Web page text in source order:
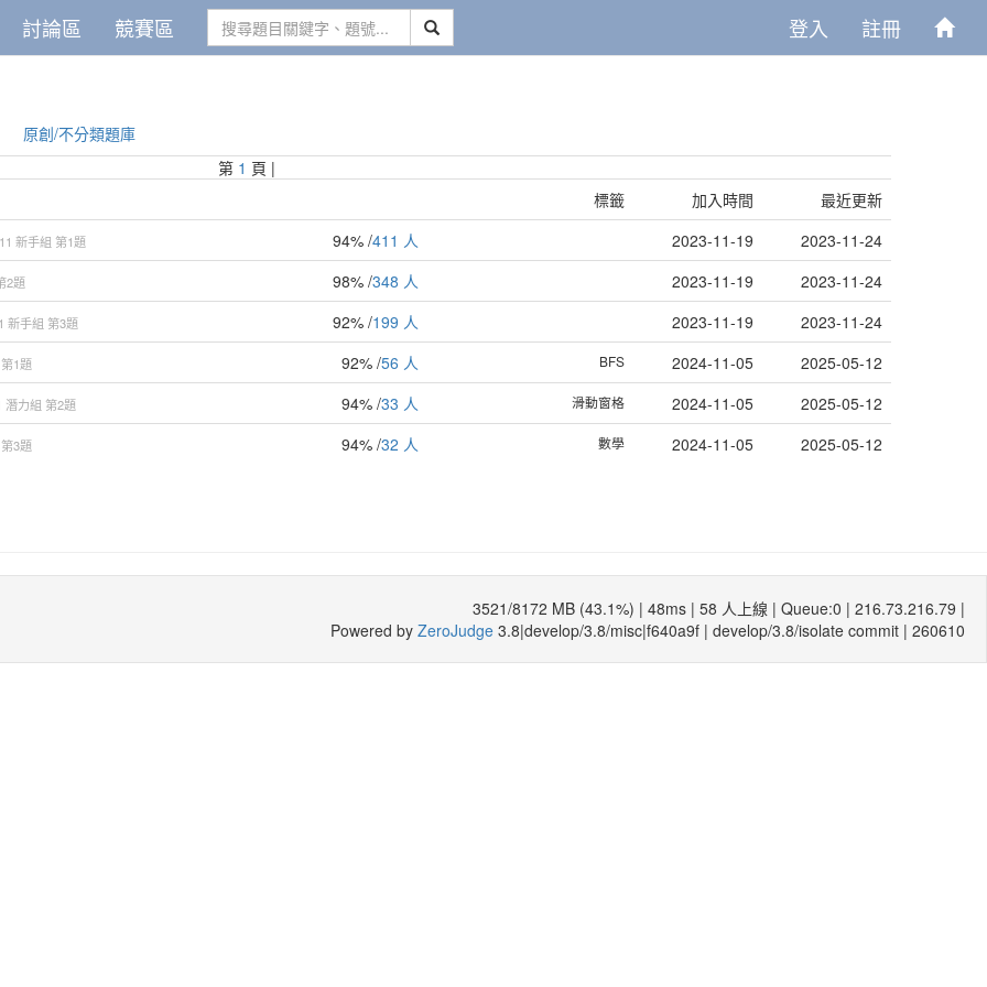
討論區 競賽區 登入 註冊
原創/不分類題庫
第 1 頁 |
標籤 加入時間
最近更新
新手組 第1題 94% /411 人 2023-11-19
2023-11-24
2題 98% /348 人 2023-11-19
2023-11-24
新手組 第3題 92% /199 人 2023-11-19
2023-11-24
第1題 92% /56 人 BFS 2024-11-05
2025-05-12
潛力組 第2題 94% /33 人 滑動窗格 2024-11-05
2025-05-12
第3題 94% /32 人 數學 2024-11-05 2025-05-12
3521/8172 MB (43.1%) | 48ms | 58 人上線 | Queue:0 | 216.73.216.79 |
Powered by ZeroJudge 3.8|develop/3.8/misc|f640a9f | develop/3.8/isolate commit | 260610